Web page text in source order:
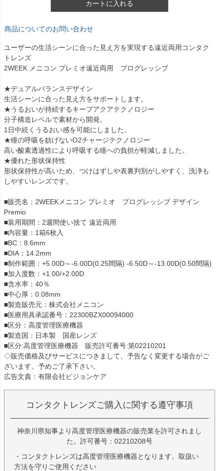
カートに入れる
商品についてのお問い合わせ
ユーザーの生活シーンに合った見え方を実現する遠近両用コンタク
トレンズ
2WEEK メニコン プレミオ遠近両用 プログレッシブ
★デュアルバランスデザイン
生活シーンに合った見え方をサポートします。
★うるおいが持続するキープアクアテクノロジー
分子構造レベルで素材から開発。
1日中続くうるおい感を可能にしました。
★瞳の呼吸を妨げないO2チャージテクノロジー
高い酸素透過性により呼吸する瞳への負担が軽減しました。
★優れた形状保持性
形状保持性が高いため、つけはずしや表裏判別がしやすく、洗浄も
しやすいレンズです。
■販売名：2WEEKメニコン プレミオ プログレッシブ デザイン
Premio
■装用期間：2週間使い捨て 遠近両用
■内容量：1箱6枚入
■BC：8.6mm
■DIA：14.2mm
■制作範囲：+5.00D～-6.00D(0.25間隔) -6.50D～-13.00D(0.50間隔)
■加入度数：+1.00/+2.00D
■含水率：40％
■中心厚：0.08mm
■製造販売元：株式会社メニコン
■医療用具承認番号：22300BZX00094000
■区分：高度管理医療機器
■製造国：日本製 国産レンズ
■区分:高度管理医療機器 販売許可番号:第02210201
◇販売価格及びサービスにつきまして、予告なく変更する場合がご
ざいます。予めご了承下さい。
広告文責：有限会社ビジョンケア
コンタクトレンズご購入に関する遵守事項
神奈川県知事より高度管理医療機器の販売業を許可されまし
た。許可番号：02210208号
・コンタクトレンズは高度管理医療機器となります。取扱い
方法を守りご使用ください